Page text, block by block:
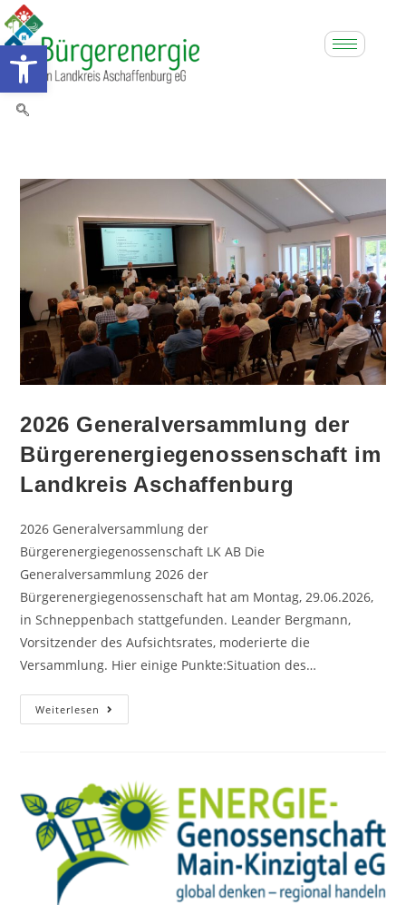
Werkzeugleiste öffnen
2026 Generalversammlung der
Bürgerenergiegenossenschaft im
Landkreis Aschaffenburg
2026 Generalversammlung der
Bürgerenergiegenossenschaft LK AB Die
Generalversammlung 2026 der
Bürgerenergiegenossenschaft hat am Montag, 29.06.2026,
in Schneppenbach stattgefunden. Leander Bergmann,
Vorsitzender des Aufsichtsrates, moderierte die
Versammlung. Hier einige Punkte:Situation des…
Weiterlesen